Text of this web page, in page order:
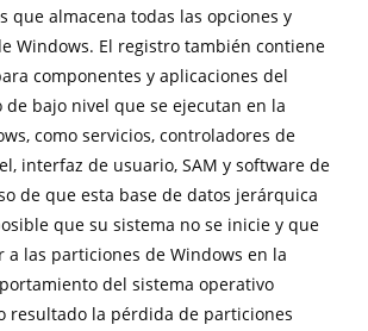
que almacena todas las opciones y
Windows. El registro también contiene
componentes y aplicaciones del
de bajo nivel que se ejecutan en la
como servicios, controladores de
interfaz de usuario, SAM y software de
de que esta base de datos jerárquica
que su sistema no se inicie y que
a las particiones de Windows en la
del sistema operativo
resultado la pérdida de particiones